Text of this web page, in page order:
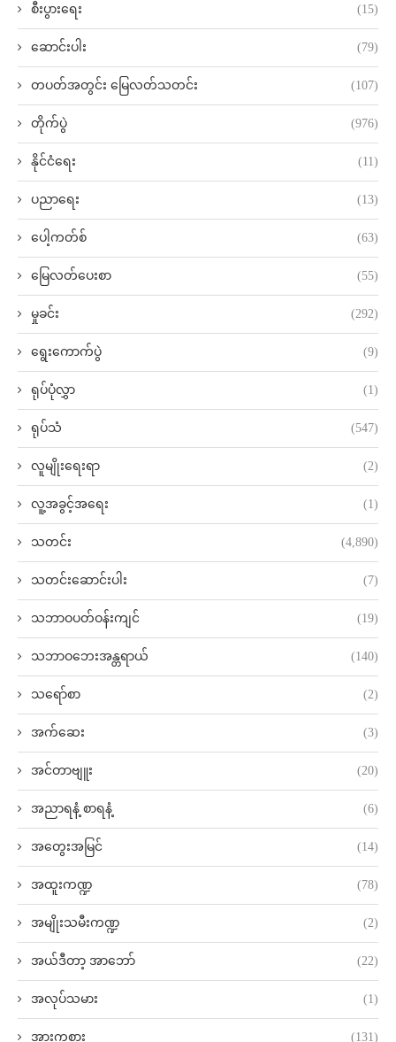
စီးပွားရေး (15)
ဆောင်းပါး (79)
တပတ်အတွင်း မြေလတ်သတင်း (107)
တိုက်ပွဲ (976)
နိုင်ငံရေး (11)
ပညာရေး (13)
ပေါ့ကတ်စ် (63)
မြေလတ်ပေးစာ (55)
မှုခင်း (292)
ရွေးကောက်ပွဲ (9)
ရုပ်ပုံလွှာ (1)
ရုပ်သံ (547)
လူမျိုးရေးရာ (2)
လူ့အခွင့်အရေး (1)
သတင်း (4,890)
သတင်းဆောင်းပါး (7)
သဘာဝပတ်ဝန်းကျင် (19)
သဘာဝဘေးအန္တရာယ် (140)
သရော်စာ (2)
အက်ဆေး (3)
အင်တာဗျူး (20)
အညာရနံ့ စာရနံ့ (6)
အတွေးအမြင် (14)
အထူးကဏ္ဍ (78)
အမျိုးသမီးကဏ္ဍ (2)
အယ်ဒီတာ့ အာဘော် (22)
အလုပ်သမား (1)
အားကစား (131)